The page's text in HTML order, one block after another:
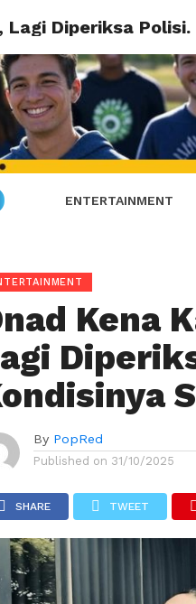
ENTERTAINMENT
Lagi Diperiksa
Kena
By PopRed
Published on 31/10/2025
SHARE TWEET